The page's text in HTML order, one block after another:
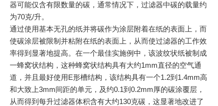
器可能仅含有限数量的碳，通常情况下，过滤器中碳的载量约
为70克/升。
通过使用基本无孔的纸并将碳作为涂层附着在纸的表面上，而
使碳涂层被限制并粘附在纸的表面上，从而使过滤器的工作效
率得到显著地提高。在一个最佳实施例中，该波纹状纸被制成
一蜂窝状结构，这种蜂窝状结构具有大约1mm直径的空气通
道，并且最好使用E形槽结构，该结构具有一个1.2到1.4mm高
和大致上3mm间距的单元，及约0.1到0.2mm厚的碳涂覆层，
从而得到每升过滤器体积含有大约130克碳，这显著地改进了